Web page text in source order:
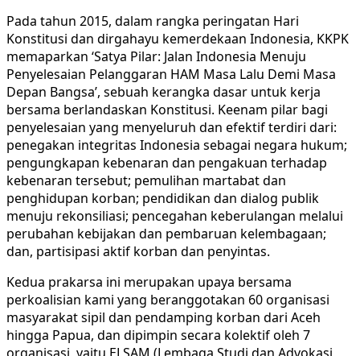
Pada tahun 2015, dalam rangka peringatan Hari
Konstitusi dan dirgahayu kemerdekaan Indonesia, KKPK
memaparkan ‘Satya Pilar: Jalan Indonesia Menuju
Penyelesaian Pelanggaran HAM Masa Lalu Demi Masa
Depan Bangsa’, sebuah kerangka dasar untuk kerja
bersama berlandaskan Konstitusi. Keenam pilar bagi
penyelesaian yang menyeluruh dan efektif terdiri dari:
penegakan integritas Indonesia sebagai negara hukum;
pengungkapan kebenaran dan pengakuan terhadap
kebenaran tersebut; pemulihan martabat dan
penghidupan korban; pendidikan dan dialog publik
menuju rekonsiliasi; pencegahan keberulangan melalui
perubahan kebijakan dan pembaruan kelembagaan;
dan, partisipasi aktif korban dan penyintas.
Kedua prakarsa ini merupakan upaya bersama
perkoalisian kami yang beranggotakan 60 organisasi
masyarakat sipil dan pendamping korban dari Aceh
hingga Papua, dan dipimpin secara kolektif oleh 7